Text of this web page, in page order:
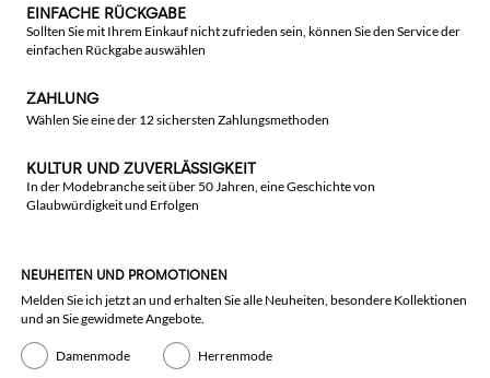
EINFACHE RÜCKGABE
Sollten Sie mit Ihrem Einkauf nicht zufrieden sein, können Sie den Service der
einfachen Rückgabe auswählen
ZAHLUNG
Wählen Sie eine der 12 sichersten Zahlungsmethoden
KULTUR UND ZUVERLÄSSIGKEIT
In der Modebranche seit über 50 Jahren, eine Geschichte von
Glaubwürdigkeit und Erfolgen
NEUHEITEN UND PROMOTIONEN
Melden Sie ich jetzt an und erhalten Sie alle Neuheiten, besondere Kollektionen
und an Sie gewidmete Angebote.
Damenmode Herrenmode